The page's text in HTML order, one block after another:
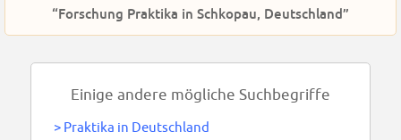
“Forschung Praktika in Schkopau, Deutschland”
Einige andere mögliche Suchbegriffe
> Praktika in Deutschland